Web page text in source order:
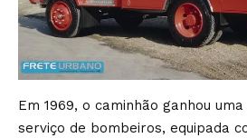
Em 1969, o caminhão ganhou
serviço de bombeiros, equipada